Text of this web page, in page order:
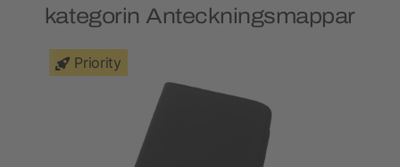
kategorin Anteckningsmappar
Priority